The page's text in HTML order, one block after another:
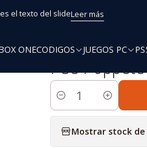
ONECODIGOS JUEGOS PC
el texto del slideLeer más
Digitales PS3 Puppeteer™
|
PS3
Cantidad
Mostrar stock